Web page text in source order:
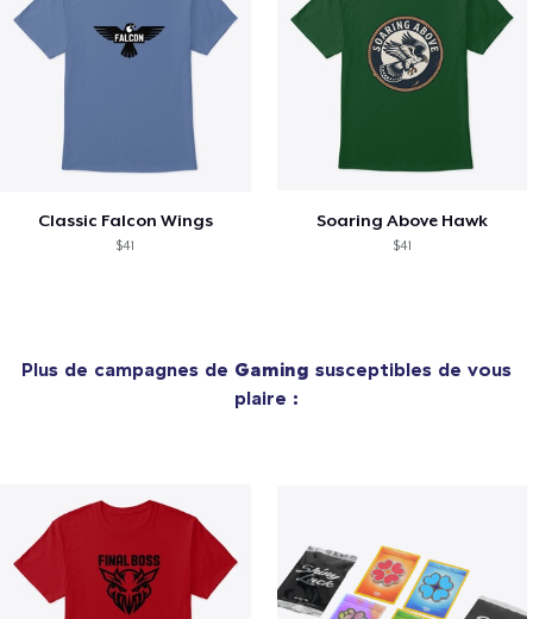
Classic Falcon Wings
$41
Soaring Above Hawk
$41
Plus de campagnes de Gaming susceptibles de vous
plaire :